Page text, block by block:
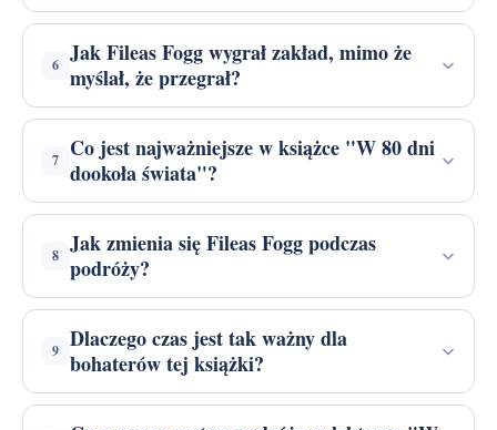
6 Jak Fileas Fogg wygrał zakład, mimo że
myślał, że przegrał?
7
Co jest najważniejsze w książce "W 80 dni
dookoła świata"?
8 Jak zmienia się Fileas Fogg podczas
podróży?
9 Dlaczego czas jest tak ważny dla
bohaterów tej książki?